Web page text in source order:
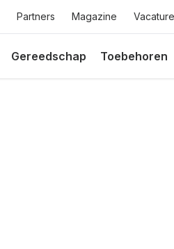
Partners Magazine
Gereedschap Toebehoren